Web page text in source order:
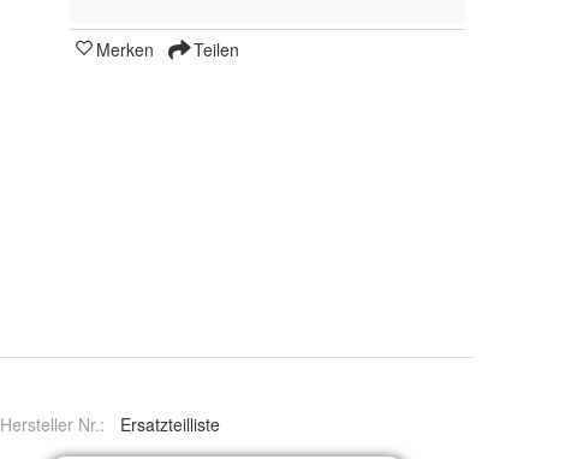
Merken Teilen
Hersteller Nr.: Ersatzteilliste